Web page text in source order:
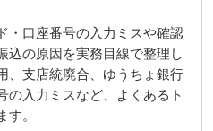
・口座番号の入力ミスや確認
込の原因を実務目線で整理し
、支店統廃合、ゆうちょ銀行
の入力ミスなど、よくあるト
す。